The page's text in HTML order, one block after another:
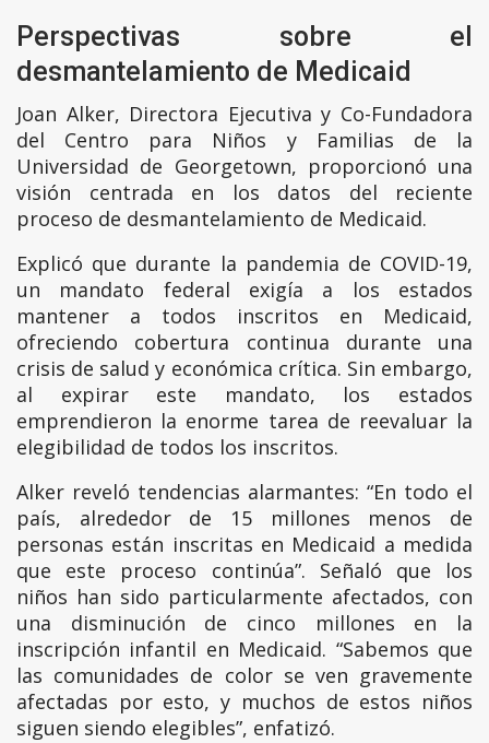
Perspectivas sobre el
desmantelamiento de Medicaid
Joan Alker, Directora Ejecutiva y Co-Fundadora
del Centro para Niños y Familias de la
Universidad de Georgetown, proporcionó una
visión centrada en los datos del reciente
proceso de desmantelamiento de Medicaid.
Explicó que durante la pandemia de COVID-19,
un mandato federal exigía a los estados
mantener a todos inscritos en Medicaid,
ofreciendo cobertura continua durante una
crisis de salud y económica crítica. Sin embargo,
al expirar este mandato, los estados
emprendieron la enorme tarea de reevaluar la
elegibilidad de todos los inscritos.
Alker reveló tendencias alarmantes: “En todo el
país, alrededor de 15 millones menos de
personas están inscritas en Medicaid a medida
que este proceso continúa”. Señaló que los
niños han sido particularmente afectados, con
una disminución de cinco millones en la
inscripción infantil en Medicaid. “Sabemos que
las comunidades de color se ven gravemente
afectadas por esto, y muchos de estos niños
siguen siendo elegibles”, enfatizó.